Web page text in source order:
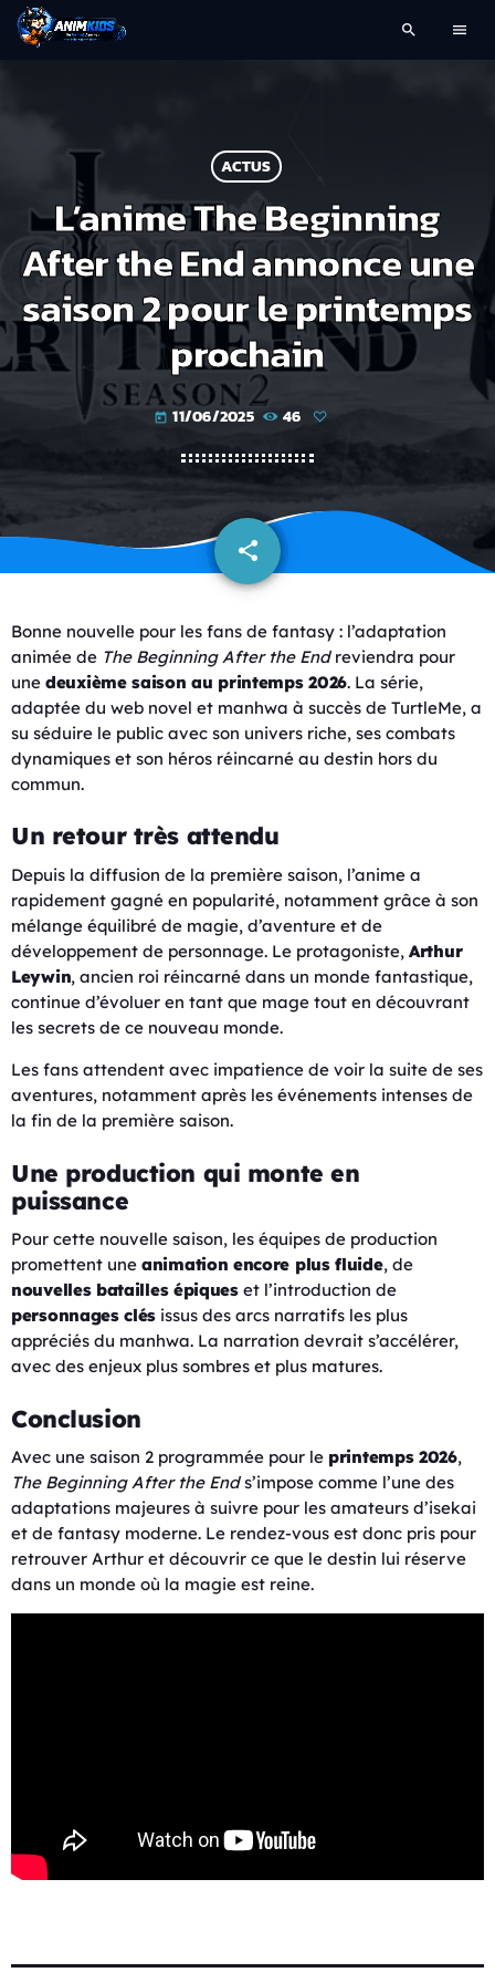
search menu
ACTUS
L’anime The Beginning
After the End annonce une
saison 2 pour le printemps
prochain
today 11/06/2025 46
share
email
Bonne nouvelle pour les fans de fantasy : l’adaptation
animée de The Beginning After the Endreviendra pour
une deuxième saison au printemps 2026. La série,
adaptée du web novel et manhwa à succès de TurtleMe, a
su séduire le public avec son univers riche, ses combats
dynamiques et son héros réincarné au destin hors du
commun.
Un retour très attendu
Depuis la diffusion de la première saison, l’anime a
rapidement gagné en popularité, notamment grâce à son
mélange équilibré de magie, d’aventure et de
développement de personnage. Le protagoniste, Arthur
Leywin, ancien roi réincarné dans un monde fantastique,
continue d’évoluer en tant que mage tout en découvrant
les secrets de ce nouveau monde.
Les fans attendent avec impatience de voir la suite de ses
aventures, notamment après les événements intenses de
la fin de la première saison.
Une production qui monte en
puissance
Pour cette nouvelle saison, les équipes de production
promettent une animation encore plus fluide, de
nouvelles batailles épiqueset l’introduction de
personnages clés issus des arcs narratifs les plus
appréciés du manhwa. La narration devrait s’accélérer,
avec des enjeux plus sombres et plus matures.
Conclusion
Avec une saison 2 programmée pour le printemps 2026,
The Beginning After the Ends’impose comme l’une des
adaptations majeures à suivre pour les amateurs d’isekai
et de fantasy moderne. Le rendez-vous est donc pris pour
retrouver Arthur et découvrir ce que le destin lui réserve
dans un monde où la magie est reine.